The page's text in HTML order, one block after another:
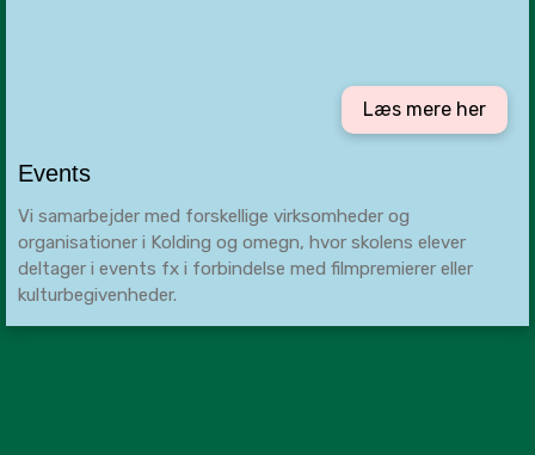
Læs mere her
Events
Vi samarbejder med forskellige virksomheder og
organisationer i Kolding og omegn, hvor skolens elever
deltager i events fx i forbindelse med filmpremierer eller
kulturbegivenheder.